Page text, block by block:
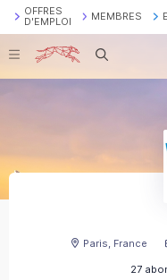
OFFRES
D'EMPLOI
MEMBRES
Recherche
27
Paris, France